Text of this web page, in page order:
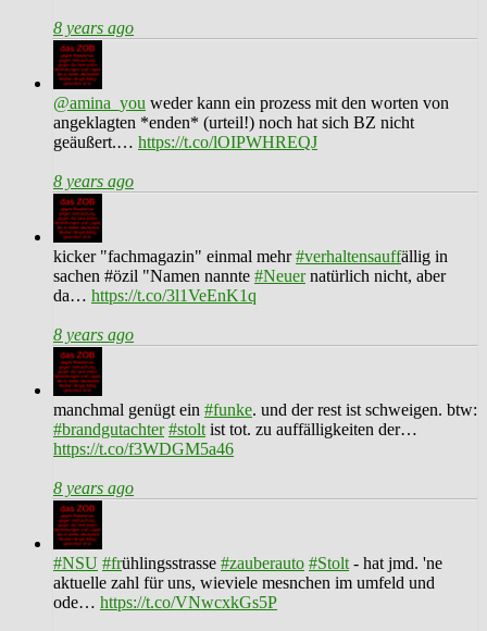
8 years ago
@amina_you weder kann ein prozess mit den worten von
angeklagten *enden* (urteil!) noch hat sich BZ nicht
geäußert.… https://t.co/lOIPWHREQJ
8 years ago
kicker "fachmagazin" einmal mehr#verhaltensauffällig in
sachen #özil "Namen nannte #Neuernatürlich nicht, aber
da… https://t.co/3l1VeEnK1q
8 years ago
manchmal genügt ein #funke. und der rest ist schweigen. btw:
#brandgutachter #stolt ist tot. zu auffälligkeiten der…
https://t.co/f3WDGM5a46
8 years ago
#NSU #frühlingsstrasse #zauberauto #Stolt - hat jmd. 'ne
aktuelle zahl für uns, wieviele mesnchen im umfeld und
ode… https://t.co/VNwcxkGs5P